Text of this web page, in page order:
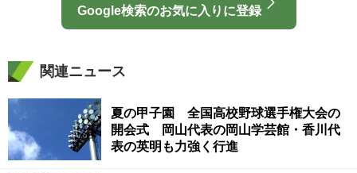
Google検索のお気に入りに登録
関連ニュース
夏の甲子園 全国高校野球選手権大会の
開会式 岡山代表の岡山学芸館・香川代
表の英明も力強く行進